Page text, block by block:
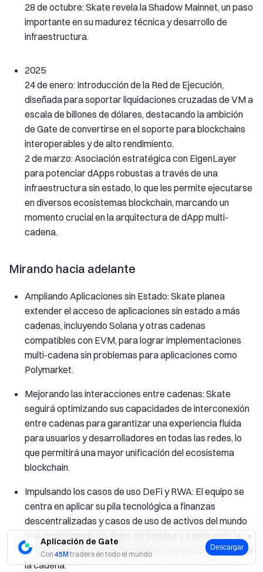
Aplicación de Gate
Con 45M traders en todo el mundo
Descargar
28 de octubre: Skate revela la Shadow Mainnet, un paso
importante en su madurez técnica y desarrollo de
infraestructura.
2025
24 de enero: Introducción de la Red de Ejecución,
diseñada para soportar liquidaciones cruzadas de VM a
escala de billones de dólares, destacando la ambición
de Gate de convertirse en el soporte para blockchains
interoperables y de alto rendimiento.
2 de marzo: Asociación estratégica con EigenLayer
para potenciar dApps robustas a través de una
infraestructura sin estado, lo que les permite ejecutarse
en diversos ecosistemas blockchain, marcando un
momento crucial en la arquitectura de dApp multi-
cadena.
Mirando hacia adelante
Ampliando Aplicaciones sin Estado: Skate planea
extender el acceso de aplicaciones sin estado a más
cadenas, incluyendo Solana y otras cadenas
compatibles con EVM, para lograr implementaciones
multi-cadena sin problemas para aplicaciones como
Polymarket.
Mejorando las interacciones entre cadenas: Skate
seguirá optimizando sus capacidades de interconexión
entre cadenas para garantizar una experiencia fluida
para usuarios y desarrolladores en todas las redes, lo
que permitirá una mayor unificación del ecosistema
blockchain.
Impulsando los casos de uso DeFi y RWA: El equipo se
centra en aplicar su pila tecnológica a finanzas
descentralizadas y casos de uso de activos del mundo
real, optimizando los flujos de liquidez y explorando la
gestión entre cadenas de stablecoins y activos fuera de
la cadena.